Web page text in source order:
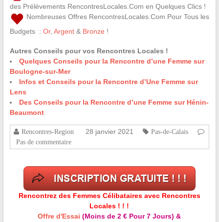
des Prélèvements RencontresLocales.Com en Quelques Clics !
Nombreuses Offres RencontresLocales.Com Pour Tous les
Budgets : Or, Argent& Bronze !
Autres Conseils pour vos Rencontres Locales !
Quelques Conseils pour la Rencontre d’une Femme sur
Boulogne-sur-Mer
Infos et Conseils pour la Rencontre d’Une Femme sur
Lens
Des Conseils pour la Rencontre d’une Femme sur Hénin-
Beaumont
Rencontres-Region 28 janvier 2021
Pas-de-Calais
Pas de commentaire
Rencontrez des Femmes Célibataires avec Rencontres
Locales ! ! !
Offre d'Essai (Moins de 2 € Pour 7 Jours) &